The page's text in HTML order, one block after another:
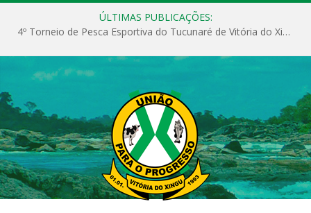
ÚLTIMAS PUBLICAÇÕES:
4º Torneio de Pesca Esportiva do Tucunaré de Vitória do Xingu